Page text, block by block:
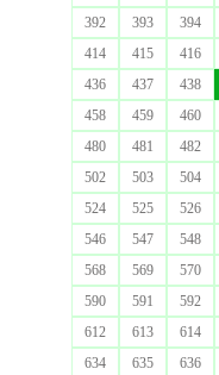
392
393 394
414
415 416
436
437 438
458
459 460
480
481 482
502
503 504
524
525 526
546
547 548
568
569 570
590
591 592
612
613 614
634
635 636